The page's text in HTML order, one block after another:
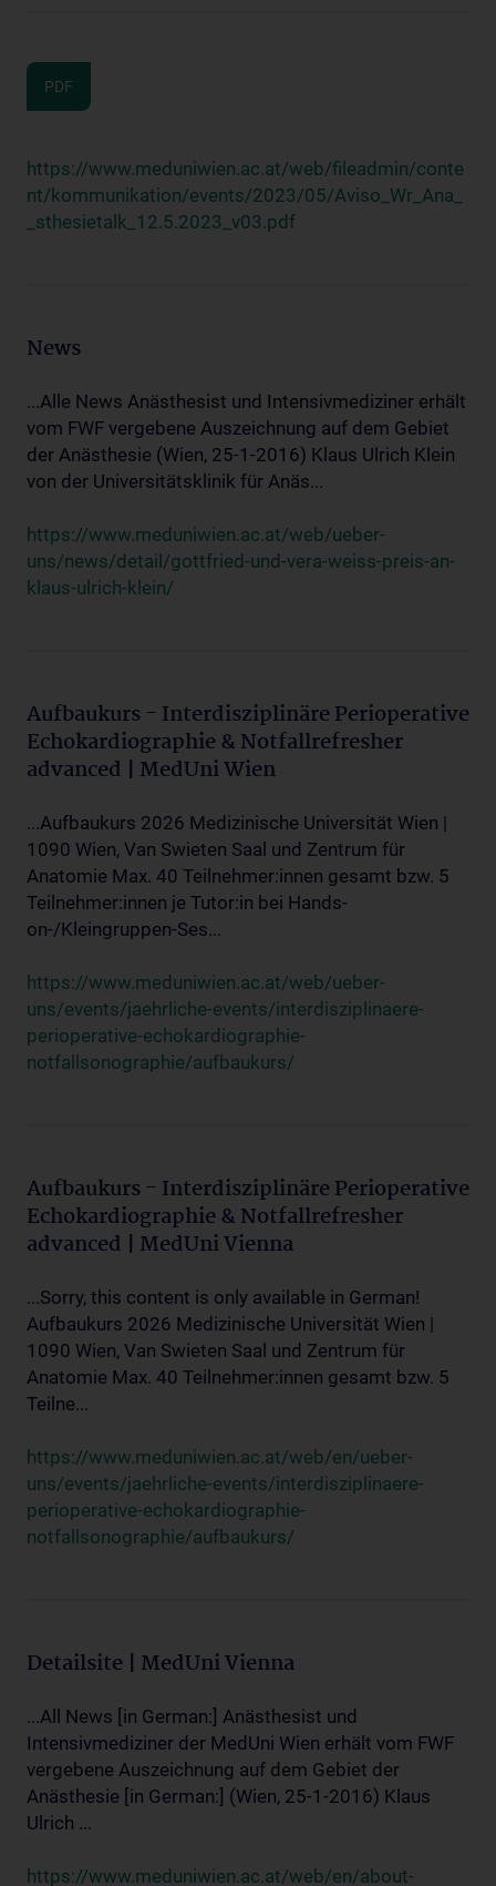
PDF
https://www.meduniwien.ac.at/web/fileadmin/conte
nt/kommunikation/events/2023/05/Aviso_Wr_Ana_
_sthesietalk_12.5.2023_v03.pdf
News
...Alle News Anästhesist und Intensivmediziner erhält
vom FWF vergebene Auszeichnung auf dem Gebiet
der Anästhesie (Wien, 25-1-2016) Klaus Ulrich Klein
von der Universitätsklinik für Anäs...
https://www.meduniwien.ac.at/web/ueber-
uns/news/detail/gottfried-und-vera-weiss-preis-an-
klaus-ulrich-klein/
Aufbaukurs - Interdisziplinäre Perioperative
Echokardiographie & Notfallrefresher
advanced | MedUni Wien
...Aufbaukurs 2026 Medizinische Universität Wien |
1090 Wien, Van Swieten Saal und Zentrum für
Anatomie Max. 40 Teilnehmer:innen gesamt bzw. 5
Teilnehmer:innen je Tutor:in bei Hands-
on-/Kleingruppen-Ses...
https://www.meduniwien.ac.at/web/ueber-
uns/events/jaehrliche-events/interdisziplinaere-
perioperative-echokardiographie-
notfallsonographie/aufbaukurs/
Aufbaukurs - Interdisziplinäre Perioperative
Echokardiographie & Notfallrefresher
advanced | MedUni Vienna
...Sorry, this content is only available in German!
Aufbaukurs 2026 Medizinische Universität Wien |
1090 Wien, Van Swieten Saal und Zentrum für
Anatomie Max. 40 Teilnehmer:innen gesamt bzw. 5
Teilne...
https://www.meduniwien.ac.at/web/en/ueber-
uns/events/jaehrliche-events/interdisziplinaere-
perioperative-echokardiographie-
notfallsonographie/aufbaukurs/
Detailsite | MedUni Vienna
...All News [in German:] Anästhesist und
Intensivmediziner der MedUni Wien erhält vom FWF
vergebene Auszeichnung auf dem Gebiet der
Anästhesie [in German:] (Wien, 25-1-2016) Klaus
Ulrich ...
https://www.meduniwien.ac.at/web/en/about-